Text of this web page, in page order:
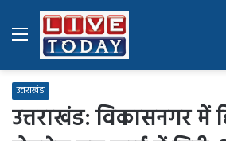
Menu
उत्तराखंड
उत्तराखंड: विकासनगर में